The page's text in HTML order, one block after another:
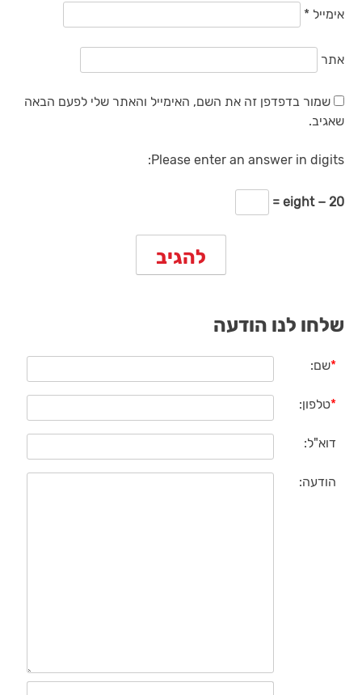
אימייל*
אתר
שמור בדפדפן זה את השם, האימייל והאתר שלי לפעם הבאה
שאגיב.
Please enter an answer in digits:
20 − eight =
שלחו לנו הודעה
*שם:
*טלפון:
דוא"ל:
הודעה: